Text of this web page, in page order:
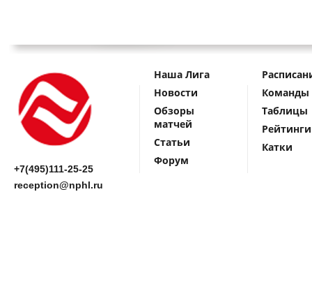
+7(495)111-25-25
reception@nphl.ru
Наша Лига
Новости
Обзоры
матчей
Статьи
Форум
Команды
Таблицы
Рейтинги
Катки